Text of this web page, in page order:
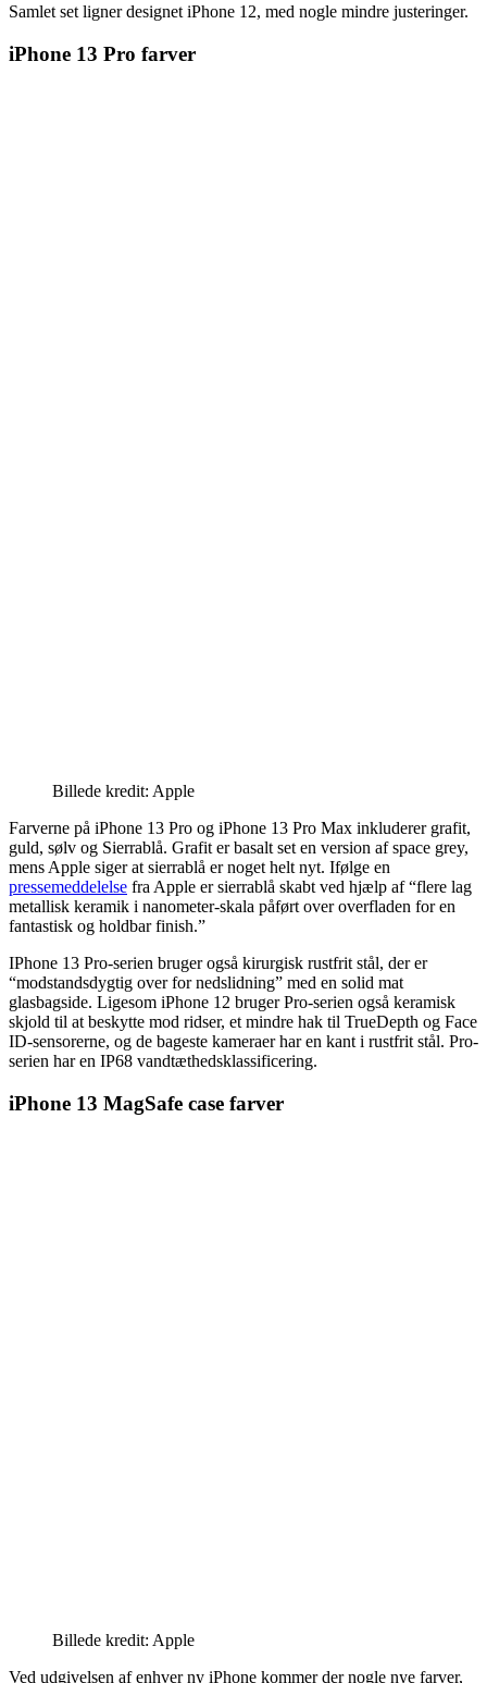
Samlet set ligner designet iPhone 12, med nogle mindre justeringer.
iPhone 13 Pro farver
Billede kredit: Apple
Farverne på iPhone 13 Pro og iPhone 13 Pro Max inkluderer grafit,
guld, sølv og Sierrablå. Grafit er basalt set en version af space grey,
mens Apple siger at sierrablå er noget helt nyt. Ifølge en
pressemeddelelse fra Apple er sierrablå skabt ved hjælp af “flere lag
metallisk keramik i nanometer-skala påført over overfladen for en
fantastisk og holdbar finish.”
IPhone 13 Pro-serien bruger også kirurgisk rustfrit stål, der er
“modstandsdygtig over for nedslidning” med en solid mat
glasbagside. Ligesom iPhone 12 bruger Pro-serien også keramisk
skjold til at beskytte mod ridser, et mindre hak til TrueDepth og Face
ID-sensorerne, og de bageste kameraer har en kant i rustfrit stål. Pro-
serien har en IP68 vandtæthedsklassificering.
iPhone 13 MagSafe case farver
Billede kredit: Apple
Ved udgivelsen af enhver ny iPhone kommer der nogle nye farver,